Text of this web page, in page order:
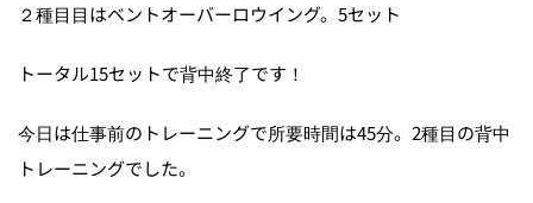
２種目目はベントオーバーロウイング。5セット
トータル15セットで背中終了です！
今日は仕事前のトレーニングで所要時間は45分。2種目の背中
トレーニングでした。